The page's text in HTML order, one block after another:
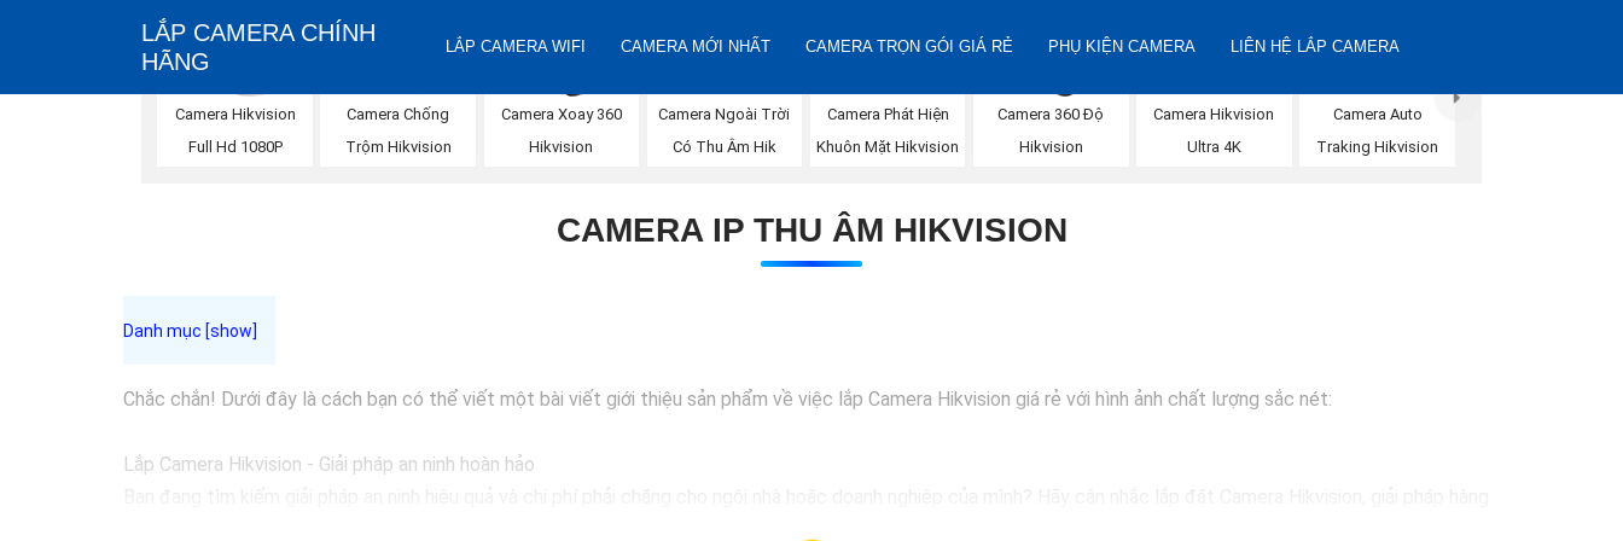
LẮP CAMERA CHÍNH
HÃNG
LẮP CAMERA WIFI CAMERA MỚI NHẤT CAMERA TRỌN GÓI GIÁ RẺ PHỤ KIỆN CAMERA LIÊN HỆ LẮP CAMERA
Camera Hikvision
Full Hd 1080P
Camera Chống
Trộm Hikvision
Camera Xoay 360
Hikvision
Camera Ngoài Trời
Có Thu Âm Hik
Camera Phát Hiện
Khuôn Mặt Hikvision
Camera 360 Độ
Hikvision
Camera Hikvision
Ultra 4K
Camera Auto
Traking Hikvision
CAMERA IP THU ÂM HIKVISION
Chắc chắn! Dưới đây là cách bạn có thể viết một bài viết giới thiệu sản phẩm về việc lắp Camera Hikvision giá rẻ với hình ảnh chất lượng sắc nét:
Lắp Camera Hikvision - Giải pháp an ninh hoàn hảo